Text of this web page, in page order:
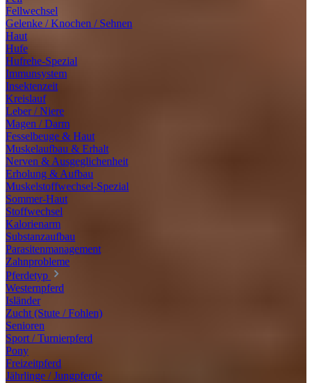
Fellwechsel
Gelenke / Knochen / Sehnen
Haut
Hufe
Hufrehe-Spezial
Immunsystem
Insektenzeit
Kreislauf
Leber / Niere
Magen / Darm
Fesselbeuge & Haut
Muskelaufbau & Erhalt
Nerven & Ausgeglichenheit
Erholung & Aufbau
Muskelstoffwechsel-Spezial
Sommer-Haut
Stoffwechsel
Kalorienarm
Substanzaufbau
Parasitenmanagement
Zahnprobleme
Pferdetyp
Westernpferd
Isländer
Zucht (Stute / Fohlen)
Senioren
Sport / Turnierpferd
Pony
Freizeitpferd
Jährlinge / Jungpferde